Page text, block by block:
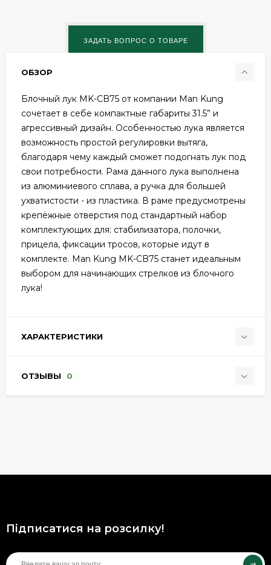
ОБЗОР
Блочный лук MK-CB75 от компании Man Kung
сочетает в себе компактные габариты 31.5” и
агрессивный дизайн. Особенностью лука является
возможность простой регулировки вытяга,
благодаря чему каждый сможет подогнать лук под
свои потребности. Рама данного лука выполнена
из алюминиевого сплава, а ручка для большей
ухватистости - из пластика. В раме предусмотрены
крепёжные отверстия под стандартный набор
комплектующих для: стабилизатора, полочки,
прицела, фиксации тросов, которые идут в
комплекте. Man Kung MK-CB75 станет идеальным
выбором для начинающих стрелков из блочного
лука!
ХАРАКТЕРИСТИКИ
ОТЗЫВЫ 0
Підписатися на розсилку!